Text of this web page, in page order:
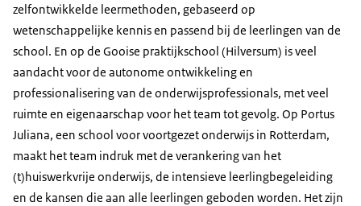
zelfontwikkelde leermethoden, gebaseerd op
wetenschappelijke kennis en passend bij de leerlingen van de
school. En op de Gooise praktijkschool (Hilversum) is veel
aandacht voor de autonome ontwikkeling en
professionalisering van de onderwijsprofessionals, met veel
ruimte en eigenaarschap voor het team tot gevolg. Op Portus
Juliana, een school voor voortgezet onderwijs in Rotterdam,
maakt het team indruk met de verankering van het
(t)huiswerkvrije onderwijs, de intensieve leerlingbegeleiding
en de kansen die aan alle leerlingen geboden worden. Het zijn